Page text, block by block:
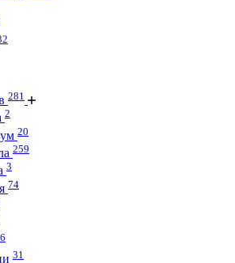
281
2
20
259
3
74
31